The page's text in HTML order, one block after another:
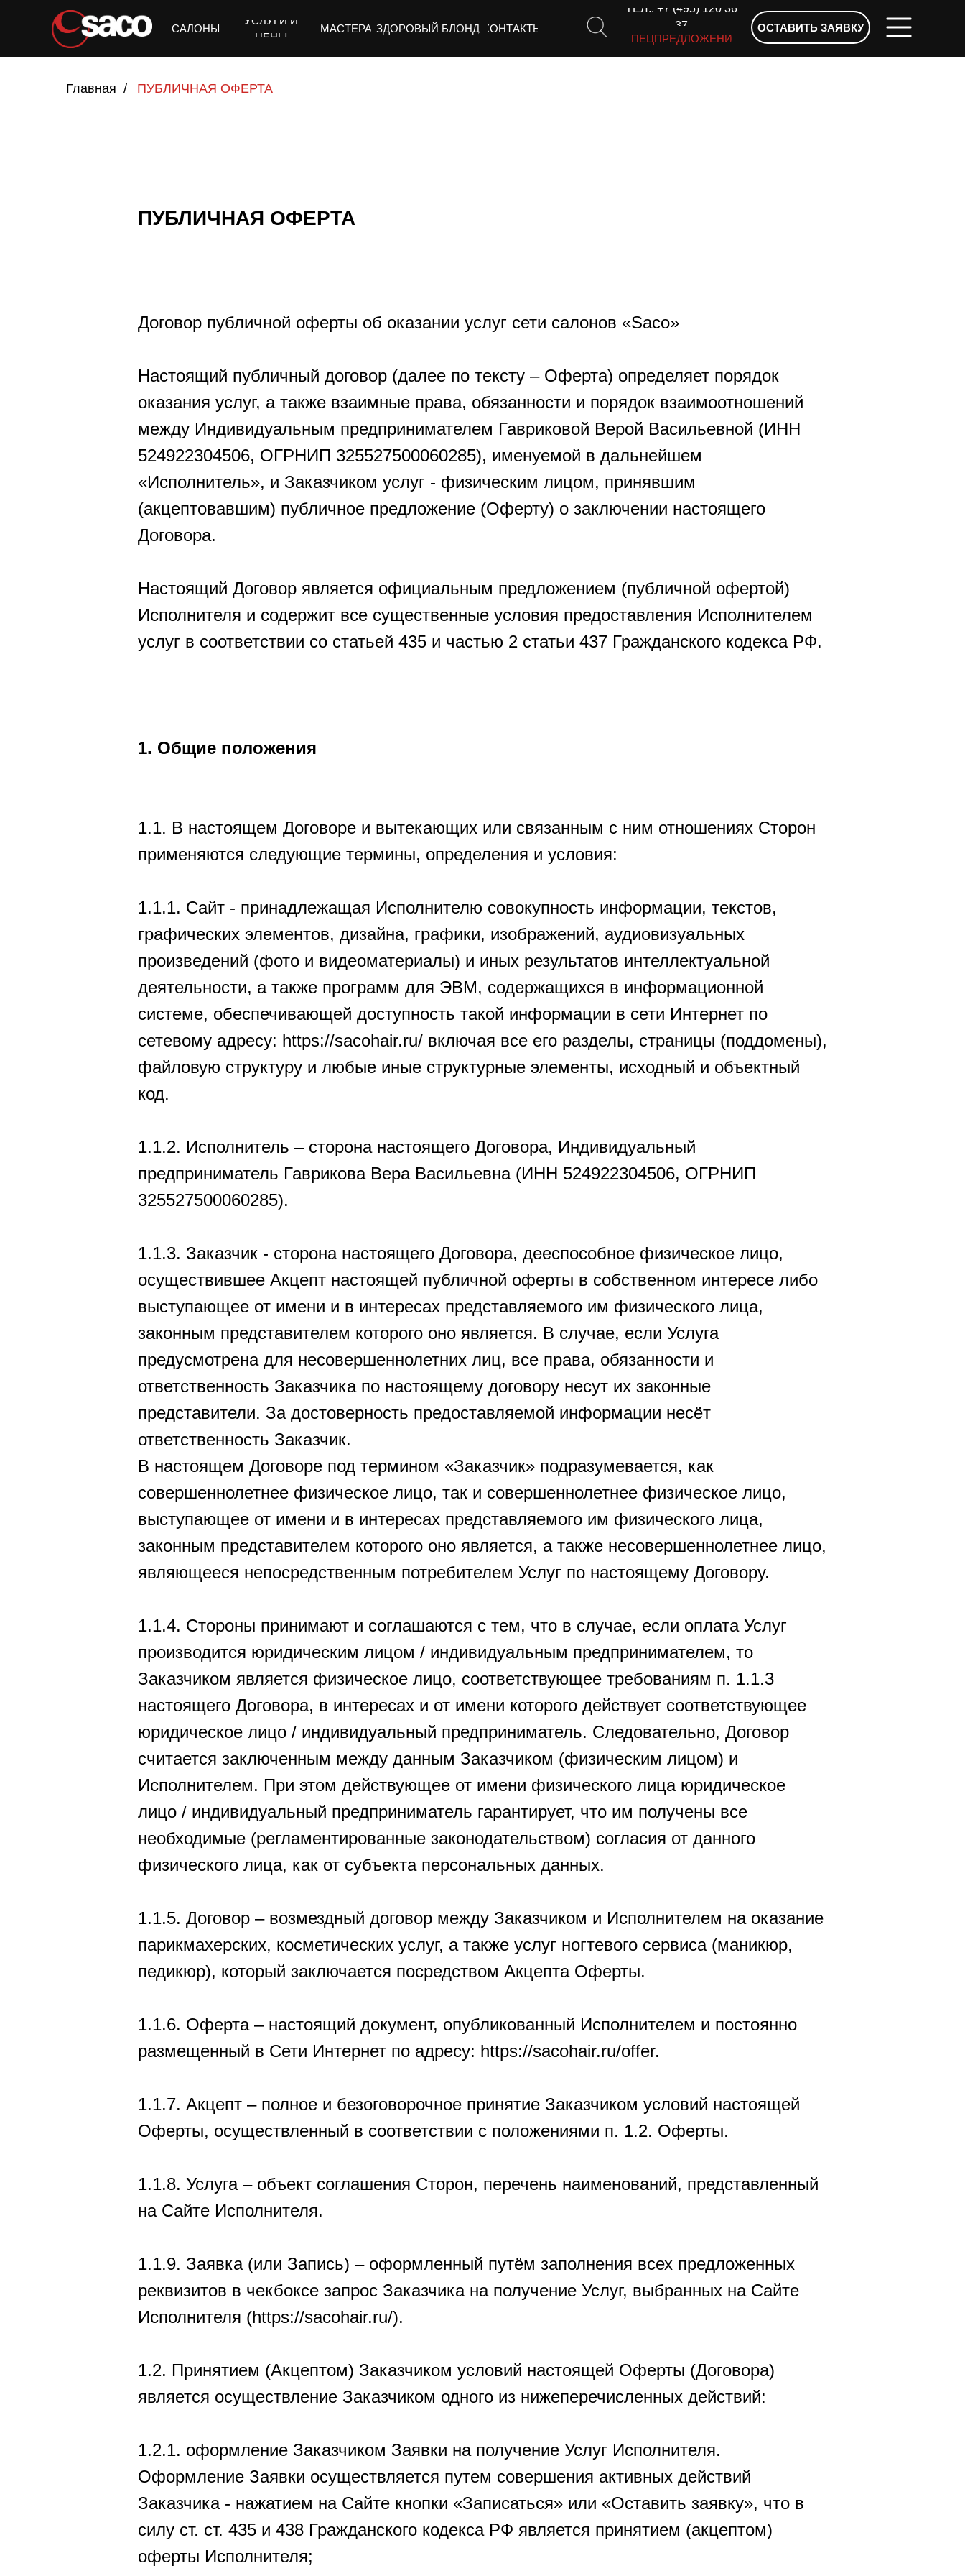
ОСТАВИТЬ ЗАЯВКУ
КОНТАКТЫ
СПЕЦПРЕДЛОЖЕНИЯ
ЗДОРОВЫЙ БЛОНД
ТЕЛ.: +7 (495) 120 36
37
УСЛУГИ И
ЦЕНЫ
МАСТЕРА
САЛОНЫ
Получить подбор ухода
Главная / ПУБЛИЧНАЯ ОФЕРТА
ПУБЛИЧНАЯ ОФЕРТА
Договор публичной оферты об оказании услуг сети салонов «Saco»
Настоящий публичный договор (далее по тексту – Оферта) определяет порядок
оказания услуг, а также взаимные права, обязанности и порядок взаимоотношений
между Индивидуальным предпринимателем Гавриковой Верой Васильевной (ИНН
524922304506, ОГРНИП 325527500060285), именуемой в дальнейшем
«Исполнитель», и Заказчиком услуг - физическим лицом, принявшим
(акцептовавшим) публичное предложение (Оферту) о заключении настоящего
Договора.
Настоящий Договор является официальным предложением (публичной офертой)
Исполнителя и содержит все существенные условия предоставления Исполнителем
услуг в соответствии со статьей 435 и частью 2 статьи 437 Гражданского кодекса РФ.
1. Общие положения
1.1. В настоящем Договоре и вытекающих или связанным с ним отношениях Сторон
применяются следующие термины, определения и условия:
1.1.1. Сайт - принадлежащая Исполнителю совокупность информации, текстов,
графических элементов, дизайна, графики, изображений, аудиовизуальных
произведений (фото и видеоматериалы) и иных результатов интеллектуальной
деятельности, а также программ для ЭВМ, содержащихся в информационной
системе, обеспечивающей доступность такой информации в сети Интернет по
сетевому адресу: https://sacohair.ru/ включая все его разделы, страницы (поддомены),
файловую структуру и любые иные структурные элементы, исходный и объектный
код.
1.1.2. Исполнитель – сторона настоящего Договора, Индивидуальный
предприниматель Гаврикова Вера Васильевна (ИНН 524922304506, ОГРНИП
325527500060285).
1.1.3. Заказчик - сторона настоящего Договора, дееспособное физическое лицо,
осуществившее Акцепт настоящей публичной оферты в собственном интересе либо
выступающее от имени и в интересах представляемого им физического лица,
законным представителем которого оно является. В случае, если Услуга
предусмотрена для несовершеннолетних лиц, все права, обязанности и
ответственность Заказчика по настоящему договору несут их законные
представители. За достоверность предоставляемой информации несёт
ответственность Заказчик.
В настоящем Договоре под термином «Заказчик» подразумевается, как
совершеннолетнее физическое лицо, так и совершеннолетнее физическое лицо,
выступающее от имени и в интересах представляемого им физического лица,
законным представителем которого оно является, а также несовершеннолетнее лицо,
являющееся непосредственным потребителем Услуг по настоящему Договору.
1.1.4. Стороны принимают и соглашаются с тем, что в случае, если оплата Услуг
производится юридическим лицом / индивидуальным предпринимателем, то
Заказчиком является физическое лицо, соответствующее требованиям п. 1.1.3
настоящего Договора, в интересах и от имени которого действует соответствующее
юридическое лицо / индивидуальный предприниматель. Следовательно, Договор
считается заключенным между данным Заказчиком (физическим лицом) и
Исполнителем. При этом действующее от имени физического лица юридическое
лицо / индивидуальный предприниматель гарантирует, что им получены все
необходимые (регламентированные законодательством) согласия от данного
физического лица, как от субъекта персональных данных.
1.1.5. Договор – возмездный договор между Заказчиком и Исполнителем на оказание
парикмахерских, косметических услуг, а также услуг ногтевого сервиса (маникюр,
педикюр), который заключается посредством Акцепта Оферты.
1.1.6. Оферта – настоящий документ, опубликованный Исполнителем и постоянно
размещенный в Сети Интернет по адресу: https://sacohair.ru/offer.
1.1.7. Акцепт – полное и безоговорочное принятие Заказчиком условий настоящей
Оферты, осуществленный в соответствии с положениями п. 1.2. Оферты.
1.1.8. Услуга – объект соглашения Сторон, перечень наименований, представленный
на Сайте Исполнителя.
1.1.9. Заявка (или Запись) – оформленный путём заполнения всех предложенных
реквизитов в чекбоксе запрос Заказчика на получение Услуг, выбранных на Сайте
Исполнителя (https://sacohair.ru/).
1.2. Принятием (Акцептом) Заказчиком условий настоящей Оферты (Договора)
является осуществление Заказчиком одного из нижеперечисленных действий:
1.2.1. оформление Заказчиком Заявки на получение Услуг Исполнителя.
Оформление Заявки осуществляется путем совершения активных действий
Заказчика - нажатием на Сайте кнопки «Записаться» или «Оставить заявку», что в
силу ст. ст. 435 и 438 Гражданского кодекса РФ является принятием (акцептом)
оферты Исполнителя;